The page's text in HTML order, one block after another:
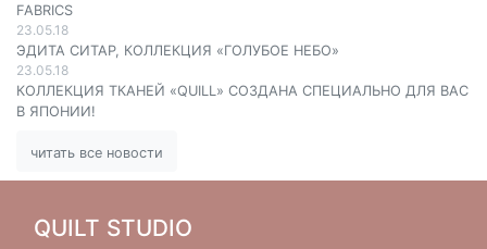
FABRICS
23.05.18
ЭДИТА СИТАР, КОЛЛЕКЦИЯ «ГОЛУБОЕ НЕБО»
23.05.18
КОЛЛЕКЦИЯ ТКАНЕЙ «QUILL» СОЗДАНА СПЕЦИАЛЬНО ДЛЯ ВАС
В ЯПОНИИ!
читать все новости
QUILT STUDIO